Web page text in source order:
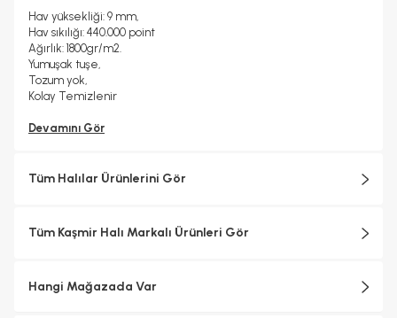
Hav yüksekliği: 9 mm,
Hav sıkılığı: 440.000 point
Ağırlık: 1800gr/m2.
Yumuşak tuşe,
Tozum yok,
Kolay Temizlenir
Devamını Gör
Tüm Halılar Ürünlerini Gör
Tüm Kaşmir Halı Markalı Ürünleri Gör
Hangi Mağazada Var